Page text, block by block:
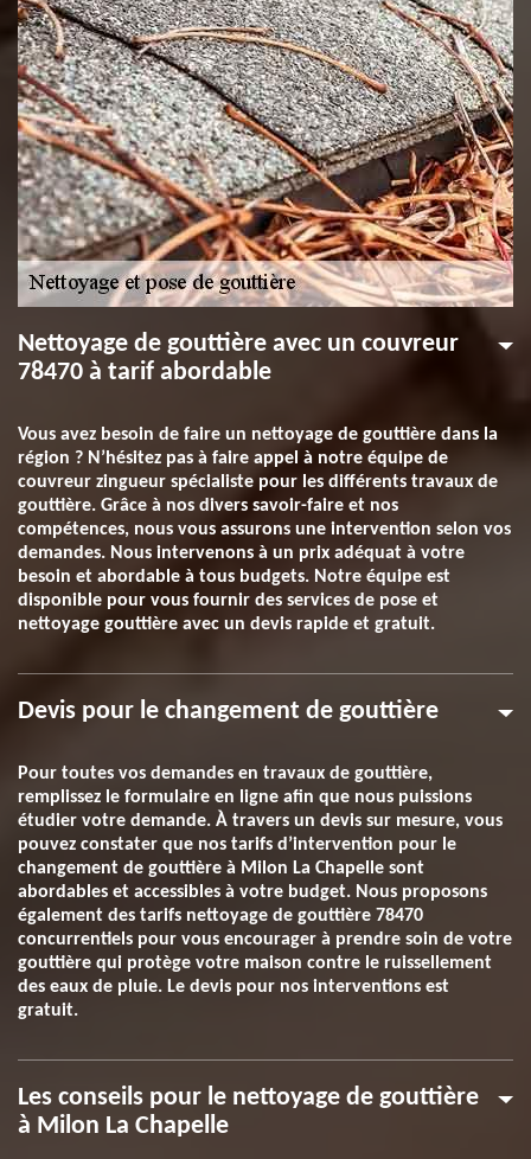
Nettoyage de gouttière avec un couvreur
78470 à tarif abordable
Vous avez besoin de faire un nettoyage de gouttière dans la
région ? N’hésitez pas à faire appel à notre équipe de
couvreur zingueur spécialiste pour les différents travaux de
gouttière. Grâce à nos divers savoir-faire et nos
compétences, nous vous assurons une intervention selon vos
demandes. Nous intervenons à un prix adéquat à votre
besoin et abordable à tous budgets. Notre équipe est
disponible pour vous fournir des services de pose et
nettoyage gouttière avec un devis rapide et gratuit.
Devis pour le changement de gouttière
Pour toutes vos demandes en travaux de gouttière,
remplissez le formulaire en ligne afin que nous puissions
étudier votre demande. À travers un devis sur mesure, vous
pouvez constater que nos tarifs d’intervention pour le
changement de gouttière à Milon La Chapelle sont
abordables et accessibles à votre budget. Nous proposons
également des tarifs nettoyage de gouttière 78470
concurrentiels pour vous encourager à prendre soin de votre
gouttière qui protège votre maison contre le ruissellement
des eaux de pluie. Le devis pour nos interventions est
gratuit.
Les conseils pour le nettoyage de gouttière
à Milon La Chapelle